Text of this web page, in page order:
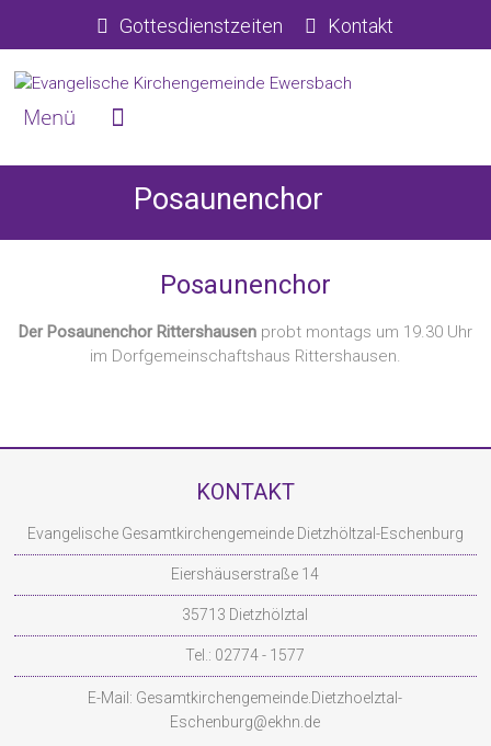
Gottesdienstzeiten Kontakt
Posaunenchor
Posaunenchor
Der Posaunenchor Rittershausen probt montags um 19.30 Uhr
im Dorfgemeinschaftshaus Rittershausen.
KONTAKT
Evangelische Gesamtkirchengemeinde Dietzhöltzal-Eschenburg
Eiershäuserstraße 14
35713 Dietzhölztal
Tel.: 02774 - 1577
E-Mail: Gesamtkirchengemeinde.Dietzhoelztal-
Eschenburg@ekhn.de